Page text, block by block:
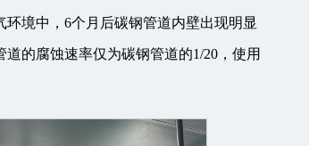
境中，6个月后碳钢管道内壁出现明显
的腐蚀速率仅为碳钢管道的1/20，使用